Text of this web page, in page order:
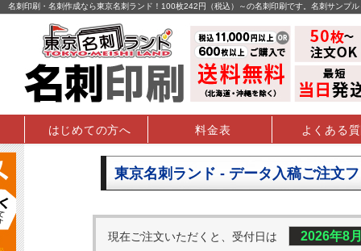
名刺印刷・名刺作成なら東京名刺ランド！100枚242円（税込）～の名刺印刷です。名刺サンプ
はじめての方へ 料金表 よくある
東京名刺ランド - データ入稿ご注文
現在ご注文いただくと、受付日は 2026年8